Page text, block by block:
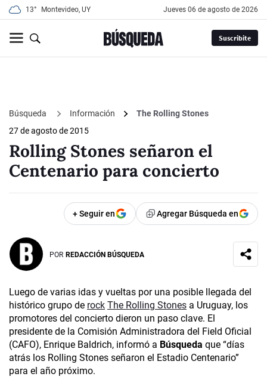
13° Montevideo, UY jueves 06 de agosto de 2026
Suscribite
Búsqueda Información
The Rolling Stones
27 de agosto de 2015
Rolling Stones señaron el
Centenario para concierto
+ Seguir en Agregar Búsqueda en
POR REDACCIÓN BÚSQUEDA
Luego de varias idas y vueltas por una posible llegada del
histórico grupo de rock The Rolling Stones a Uruguay, los
promotores del concierto dieron un paso clave. El
presidente de la Comisión Administradora del Field Oficial
(CAFO), Enrique Baldrich, informó a Búsqueda que “días
atrás los Rolling Stones señaron el Estadio Centenario”
para el año próximo.